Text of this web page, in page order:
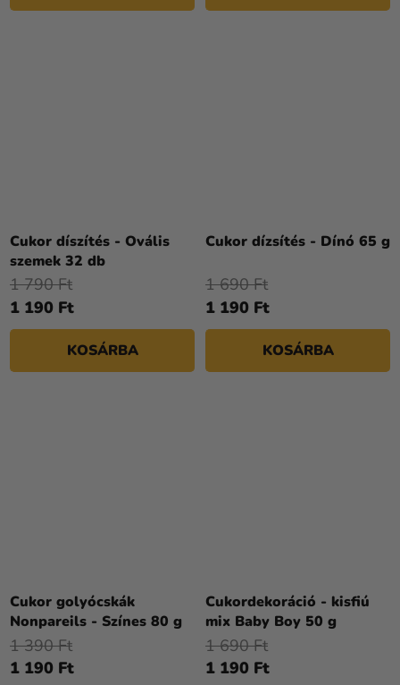
Cukor díszítés - Ovális
szemek 32 db
1 190 Ft
1 790 Ft
KOSÁRBA
Cukor dízsítés - Dínó 65 g
1 190 Ft
1 690 Ft
KOSÁRBA
Cukor golyócskák
Nonpareils - Színes 80 g
1 190 Ft
1 390 Ft
Cukordekoráció - kisfiú
mix Baby Boy 50 g
1 190 Ft
1 690 Ft